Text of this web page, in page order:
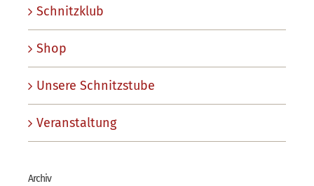
Schnitzklub
Shop
Unsere Schnitzstube
Veranstaltung
Archiv